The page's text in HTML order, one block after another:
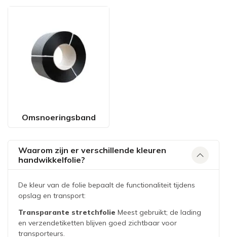
Omsnoeringsband
Waarom zijn er verschillende kleuren
handwikkelfolie?
De kleur van de folie bepaalt de functionaliteit tijdens
opslag en transport:
Transparante stretchfolie Meest gebruikt; de lading
en verzendetiketten blijven goed zichtbaar voor
transporteurs.